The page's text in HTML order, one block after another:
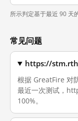
所示判定基于最近 90 天
常见问题
https://
根据 GreatFire 对
最近一次测试，
100%。